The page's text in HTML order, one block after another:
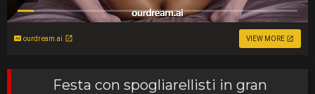
ourdream.ai VIEW MORE
Festa con spogliarellisti in gran